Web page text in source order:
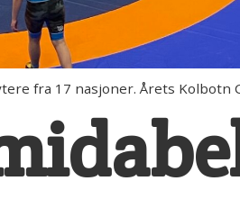
fra 17 nasjoner. Årets Kolbotn